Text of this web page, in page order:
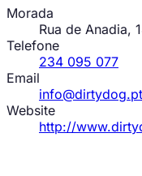
Morada
Rua de Anadia,
Telefone
234 095 077
Email
info@dirtydog.pt
Website
http://